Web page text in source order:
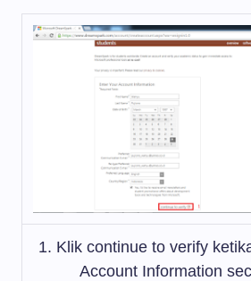
1. Klik continue to verify
Account Information